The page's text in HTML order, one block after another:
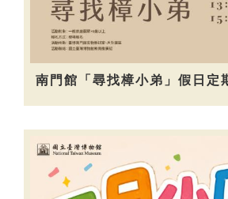
南門館「尋找樟小弟」假日定